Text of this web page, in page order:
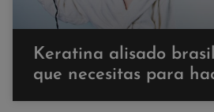
Keratina alisado
que necesitas para